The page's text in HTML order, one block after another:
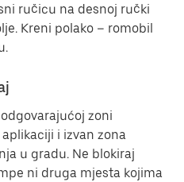
ručicu na desnoj ručki
Kreni polako – romobil
zoni
i izvan zona
u gradu. Ne blokiraj
ni druga mjesta kojima